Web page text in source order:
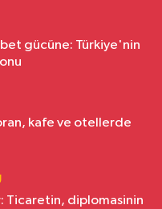
gücüne: Türkiye'nin
kafe ve otellerde
Ticaretin, diplomasinin